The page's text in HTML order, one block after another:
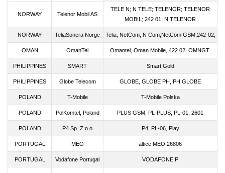
NORWAY Telenor Mobil AS
TELE N; N TELE; TELENOR; TELENOR
MOBIL; 242 01; N TELENOR
NORWAY TeliaSonera Norge Telia; NetCom; N Com;NetCom GSM;242-02;
OMAN OmanTel Omantel, Oman Mobile, 422 02, OMNGT.
PHILIPPINES SMART Smart Gold
PHILIPPINES Globe Telecom GLOBE, GLOBE PH, PH GLOBE
POLAND T-Mobile T-Mobile Polska
POLAND PolKomtel, Poland PLUS GSM, PL-PLUS, PL-01, 2601
POLAND P4 Sp. Z o.o P4, PL-06, Play
PORTUGAL MEO altice MEO,26806
PORTUGAL Vodafone Portugal VODAFONE P